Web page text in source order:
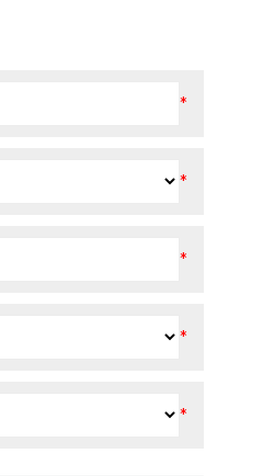
*
*
*
*
*